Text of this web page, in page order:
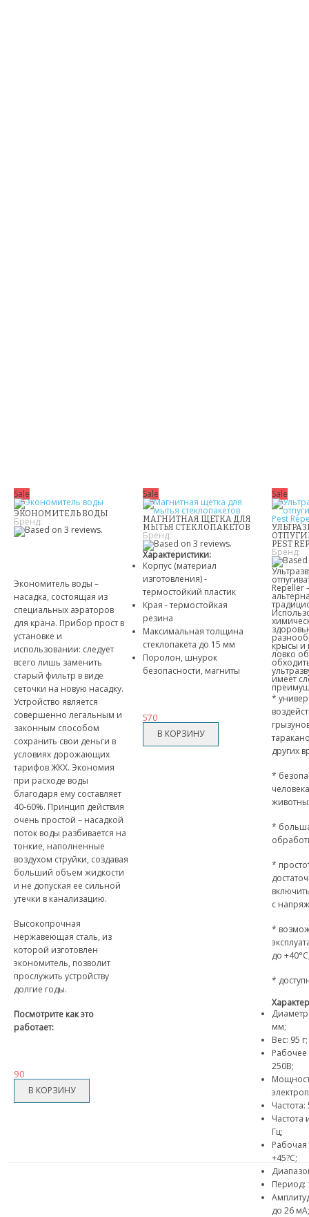
Sale
ЭКОНОМИТЕЛЬ ВОДЫ
Бренд:
Экономитель воды –
насадка, состоящая из
специальных аэраторов
для крана. Прибор прост в
установке и
использовании: следует
всего лишь заменить
старый фильтр в виде
сеточки на новую насадку.
Устройство является
совершенно легальным и
законным способом
сохранить свои деньги в
условиях дорожающих
тарифов ЖКХ. Экономия
при расходе воды
благодаря ему составляет
40-60%. Принцип действия
очень простой – насадкой
поток воды разбивается на
тонкие, наполненные
воздухом струйки, создавая
больший объем жидкости
и не допуская ее сильной
утечки в канализацию.
Высокопрочная
нержавеющая сталь, из
которой изготовлен
экономитель, позволит
прослужить устройству
долгие годы.
Посмотрите как это
работает:
90
Sale
МАГНИТНАЯ ЩЕТКА ДЛЯ
МЫТЬЯ СТЕКЛОПАКЕТОВ
Бренд:
Характеристики:
Корпус (материал
изготовления) -
термостойкий пластик
Края - термостойкая
резина
Максимальная толщина
стеклопакета до 15 мм
Поролон, шнурок
безопасности, магниты
570
Sale
PEST
Бренд:
Repeller
крысы и
ловко
имеет
*
других
*
*
*
с
*
до
*
Диаметр
мм;
Вес: 95 г;
250В;
Частота
Гц;
Рабочая
+45?С;
Период:
до 26